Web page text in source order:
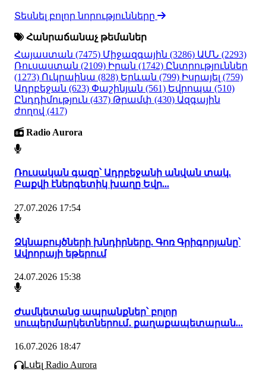
Տեսնել բոլոր նորությունները
Հանրաճանաչ թեմաներ
Հայաստան (7475) Միջազգային (3286) ԱՄՆ (2293)
Ռուսաստան (2109) Իրան (1742) Ընտրություններ
(1273) Ուկրաինա (828) Երևան (799) Իսրայել (759)
Ադրբեջան (623) Փաշինյան (561) Եվրոպա (510)
Ընդդիմություն (437) Թրամփ (430) Ազգային
ժողով (417)
Radio Aurora
Ռուսական գազը՝ Ադրբեջանի անվան տակ.
Բաքվի էներգետիկ խաղը Եվր...
27.07.2026 17:54
Ձկնաբույծների խնդիրները. Գոռ Գրիգորյանը՝
Ավրորայի եթերում
24.07.2026 15:38
Ժամկետանց ապրանքներ՝ բոլոր
սուպերմարկետներում․ քաղաքապետարան...
16.07.2026 18:47
Լսել Radio Aurora